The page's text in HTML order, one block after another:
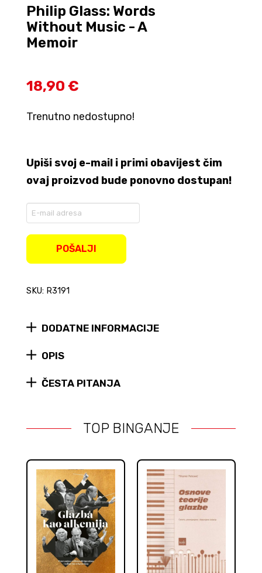
Philip Glass: Words
Without Music - A
Memoir
18,90 €
Trenutno nedostupno!
Upiši svoj e-mail i primi obavijest čim
ovaj proizvod bude ponovno dostupan!
waitlist
product
POŠALJI
SKU: R3191
DODATNE INFORMACIJE
OPIS
ČESTA PITANJA
TOP BINGANJE